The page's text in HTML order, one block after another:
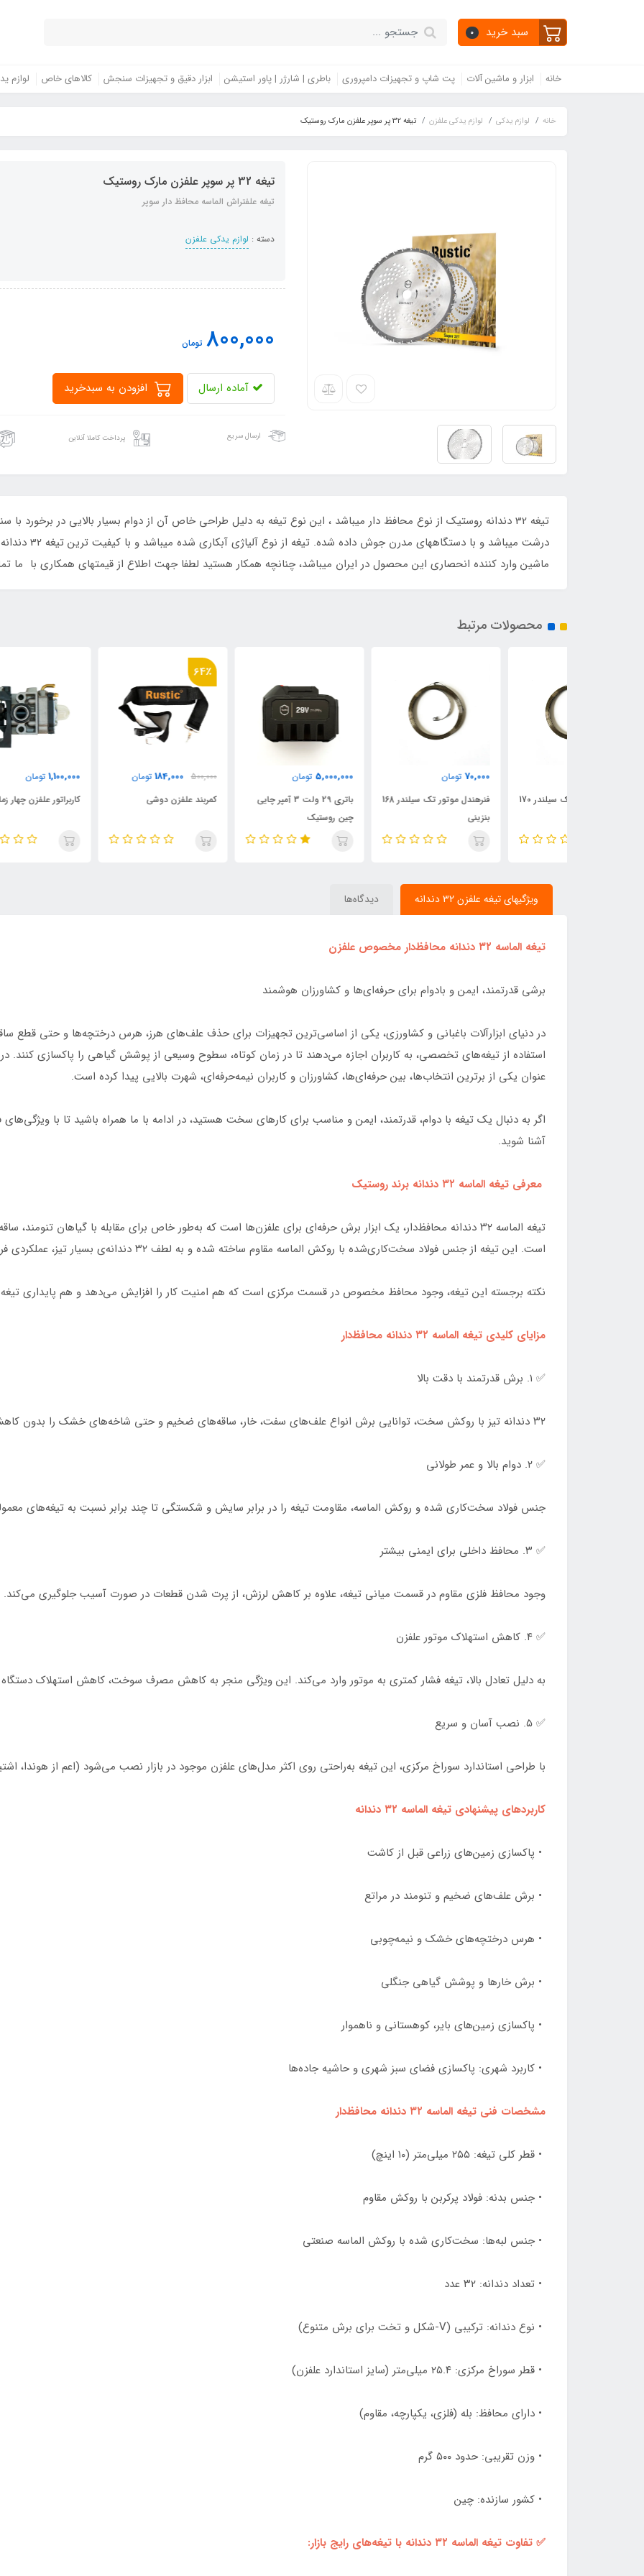
سبد خرید 0
خانه ابزار و ماشین آلات پت شاپ و تجهیزات دامپروری باطری | شارژر | پاور استیشن ابزار دقیق و تجهیزات سنجش کالاهای خاص لوازم
خانه لوازم یدکی لوازم یدکی علفزن تیغه 32 پر سوپر علفزن مارک روستیک
تیغه 32 پر سوپر علفزن مارک روستیک
تیغه علفتراش الماسه محافظ دار سوپر
دسته : لوازم یدکی علفزن
800,000 تومان
آماده ارسال
ارسال سریع پرداخت کاملا آنلاین
تیغه 32 دندانه روستیک از نوع محافظ دار میباشد ، این نوع تیغه به دلیل طراحی خاص آن از دوام بسیار بالایی در برخورد
درشت میباشد و
ماشین وارد کننده انحصاری این محصول در ایران میباشد، چنانچه همکار هستید لطفا جهت اطلاع از قیمتهای همکاری با ما
محصولات مرتبط
فنرهندل موتور تک سیلندر 168
باتری 29 ولت 3 آمپر چایی
تومان
کمربند علفزن دوشی
1,100,000
کاربراتور علفزن چهار زمانه
ویژگیهای تیغه علفزن 32 دندانه دیدگاه‌ها
تیغه الماسه ۳۲ دندانه محافظ‌دار مخصوص علفزن
برشی قدرتمند، ایمن و بادوام برای حرفه‌ای‌ها و کشاورزان هوشمند
در دنیای ابزارآلات باغبانی و کشاورزی، یکی از اساسی‌ترین تجهیزات برای حذف علف‌های هرز، هرس درختچه‌ها و حتی قطع
عنوان یکی از برترین انتخاب‌ها، بین حرفه‌ای‌ها، کشاورزان و کاربران نیمه‌حرفه‌ای، شهرت بالایی پیدا کرده است.
اگر به دنبال یک تیغه با دوام، قدرتمند، ایمن و مناسب برای کارهای سخت هستید، در ادامه با ما همراه باشید تا با
آشنا شوید.
معرفی تیغه الماسه ۳۲ دندانه برند روستیک
تیغه الماسه ۳۲ دندانه محافظ‌دار، یک ابزار برش حرفه‌ای برای علفزن‌ها است که به‌طور خاص برای مقابله با گیاهان
است. این تیغه از جنس فولاد سخت‌کاری‌شده با روکش الماسه مقاوم ساخته شده و به لطف ۳۲ دندانه‌ی بسیار تیز، عملکردی فراتر از تیغه‌های معمولی دارد.
نکته برجسته این تیغه، وجود محافظ مخصوص در قسمت مرکزی است که هم امنیت کار را افزایش می‌دهد و هم پایداری تیغه
مزایای کلیدی تیغه الماسه ۳۲ دندانه محافظ‌دار
✅ ۱. برش قدرتمند با دقت بالا
۳۲ دندانه تیز با روکش سخت، توانایی برش انواع علف‌های سفت، خار، ساقه‌های ضخیم و حتی شاخه‌های خشک را بدون کاهش کیفیت دارند.
✅ ۲. دوام بالا و عمر طولانی
جنس فولاد سخت‌کاری شده و روکش الماسه، مقاومت تیغه را در برابر سایش و شکستگی تا چند برابر نسبت به تیغه‌های
✅ ۳. محافظ داخلی برای ایمنی بیشتر
وجود محافظ فلزی مقاوم در قسمت میانی تیغه، علاوه بر کاهش لرزش، از پرت شدن قطعات در صورت آسیب جلوگیری می‌کند.
✅ ۴. کاهش استهلاک موتور علفزن
به دلیل تعادل بالا، تیغه فشار کمتری به موتور وارد می‌کند. این ویژگی منجر به کاهش مصرف سوخت، کاهش استهلاک
✅ ۵. نصب آسان و سریع
با طراحی استاندارد سوراخ مرکزی، این تیغه به‌راحتی روی اکثر مدل‌های علفزن موجود در بازار نصب می‌شود (اعم از هوندا،
کاربردهای پیشنهادی تیغه الماسه ۳۲ دندانه
• پاکسازی زمین‌های زراعی قبل از کاشت
• برش علف‌های ضخیم و تنومند در مراتع
• هرس درختچه‌های خشک و نیمه‌چوبی
• برش خارها و پوشش گیاهی جنگلی
• پاکسازی زمین‌های بایر، کوهستانی و ناهموار
• کاربرد شهری: پاکسازی فضای سبز شهری و حاشیه جاده‌ها
مشخصات فنی تیغه الماسه ۳۲ دندانه محافظ‌دار
• قطر کلی تیغه: ۲۵۵ میلی‌متر (۱۰ اینچ)
• جنس بدنه: فولاد پرکربن با روکش مقاوم
• جنس لبه‌ها: سخت‌کاری شده با روکش الماسه صنعتی
• تعداد دندانه: ۳۲ عدد
• نوع دندانه: ترکیبی (V-شکل و تخت برای برش متنوع)
• قطر سوراخ مرکزی: ۲۵.۴ میلی‌متر (سایز استاندارد علفزن)
• دارای محافظ: بله (فلزی، یکپارچه، مقاوم)
• وزن تقریبی: حدود ۵۰۰ گرم
• کشور سازنده: چین
✅ تفاوت تیغه الماسه ۳۲ دندانه با تیغه‌های رایج بازار: